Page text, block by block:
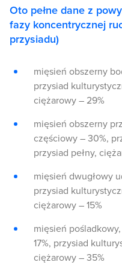
Oto pełne dane z
fazy koncentrycznej
przysiadu)
mięsień obszerny
przysiad
ciężarowy – 29%
mięsień obszerny
częściowy – 30%,
przysiad pełny,
mięsień dwugłowy
przysiad
ciężarowy – 15%
mięsień
17%, przysiad
ciężarowy – 35%